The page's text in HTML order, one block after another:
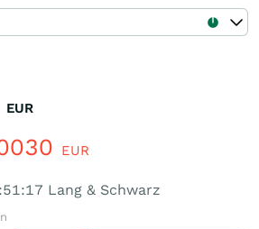
EUR
EUR
Lang & Schwarz